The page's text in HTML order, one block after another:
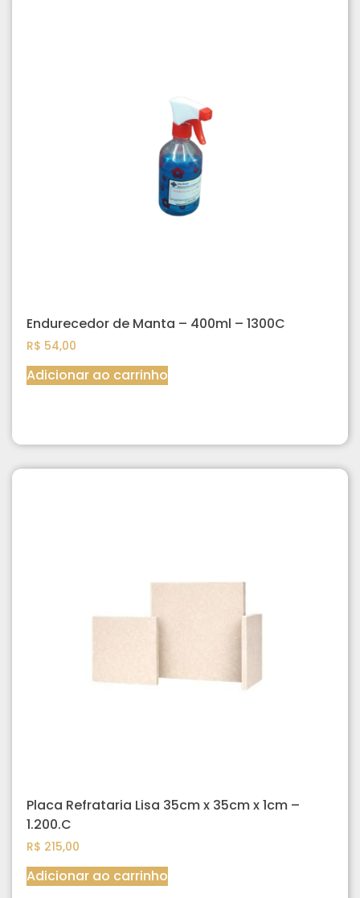
Endurecedor de Manta – 400ml – 1300C
R$ 54,00
Adicionar ao carrinho
Placa Refrataria Lisa 35cm x 35cm x 1cm –
1.200.C
R$ 215,00
Adicionar ao carrinho